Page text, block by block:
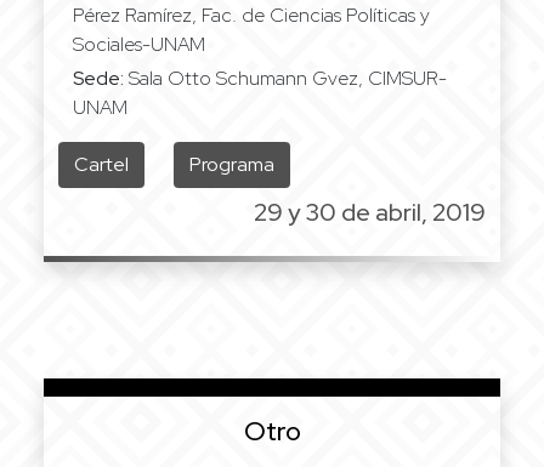
Pérez Ramírez, Fac. de Ciencias Políticas y
Sociales-UNAM
Sede: Sala Otto Schumann Gvez, CIMSUR-
UNAM
Cartel Programa
29 y 30 de abril, 2019
Otro